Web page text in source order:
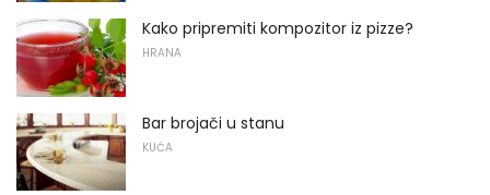
Kako pripremiti kompozitor iz pizze?
HRANA
Bar brojači u stanu
KUĆA